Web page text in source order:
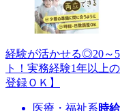
経験が活かせる◎20～
ト！実務経験1年以上
登録ＯＫ】
医療・福祉系時給